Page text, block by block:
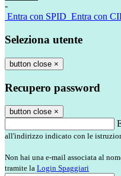
-
Entra con SPID Entra con
Seleziona utente
button close ×
Recupero password
button close ×
all'indirizzo indicato con le
Non hai una e-mail associata al
tramite la Login Spaggiari